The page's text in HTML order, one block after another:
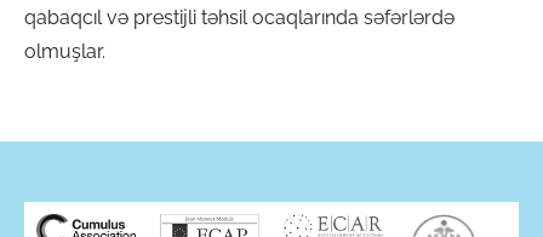
qabaqcıl və prestijli təhsil ocaqlarında səfərlərdə
olmuşlar.